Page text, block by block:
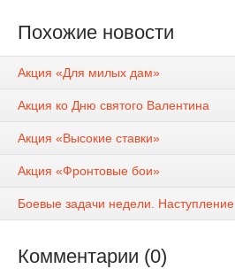
Похожие новости
Акция «Для милых дам»
Акция ко Дню святого Валентина
Акция «Высокие ставки»
Акция «Фронтовые бои»
Боевые задачи недели. Наступление
Комментарии (0)